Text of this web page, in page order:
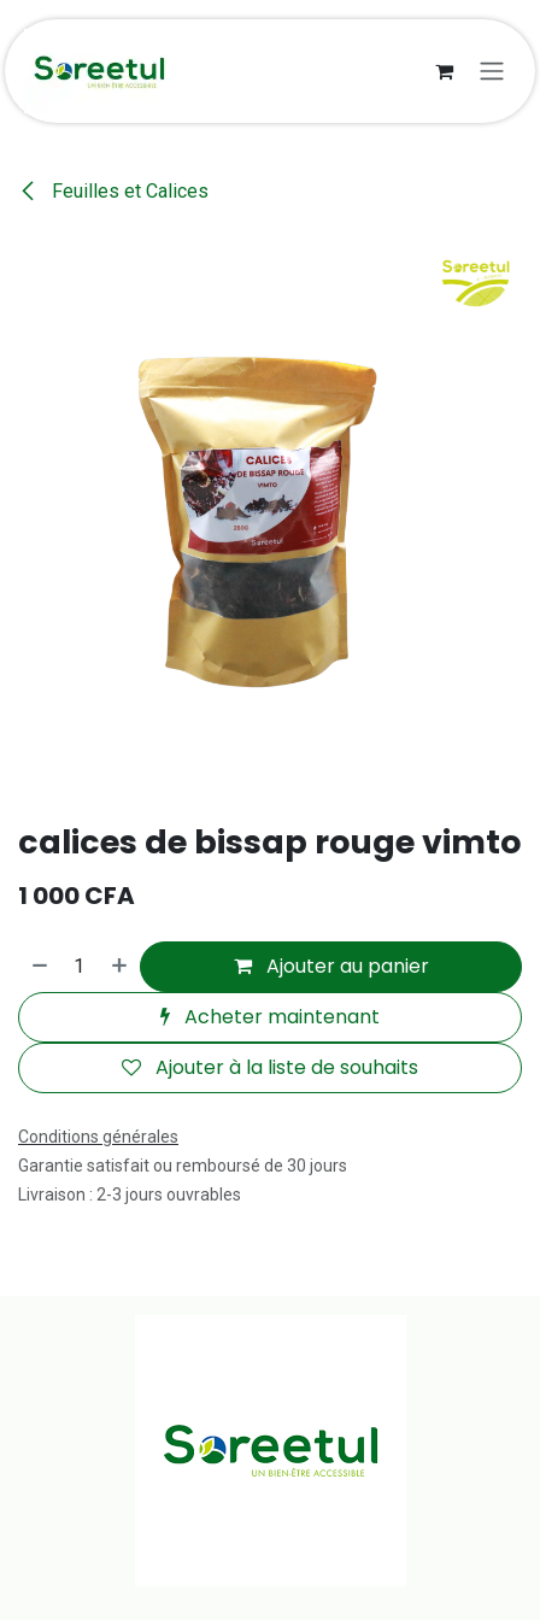
Se rendre au contenu
Feuilles et Calices
calices de bissap rouge vimto
1 000CFA
Ajouter au panier
Acheter maintenant
Ajouter à la liste de souhaits
Conditions générales
Garantie satisfait ou remboursé de 30 jours
Livraison : 2-3 jours ouvrables